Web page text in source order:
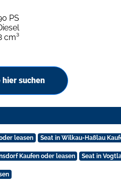
PS
cm³
hier suchen
leasen Seat in Wilkau-Haßlau
Kaufen oder leasen Seat in